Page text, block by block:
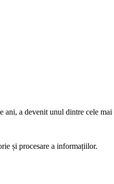
ani, a devenit unul dintre cele
și procesare a informațiilor.